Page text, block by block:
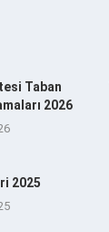
Taban
2026
2025